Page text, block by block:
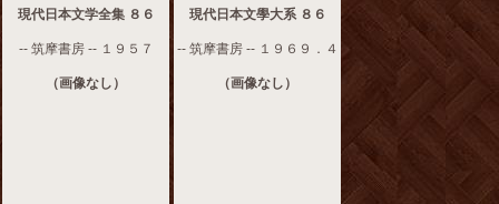
現代日本文学全集 ８６
-- 筑摩書房 -- １９５７
（画像なし）
現代日本文學大系 ８６
-- 筑摩書房 -- １９６９．４
（画像なし）